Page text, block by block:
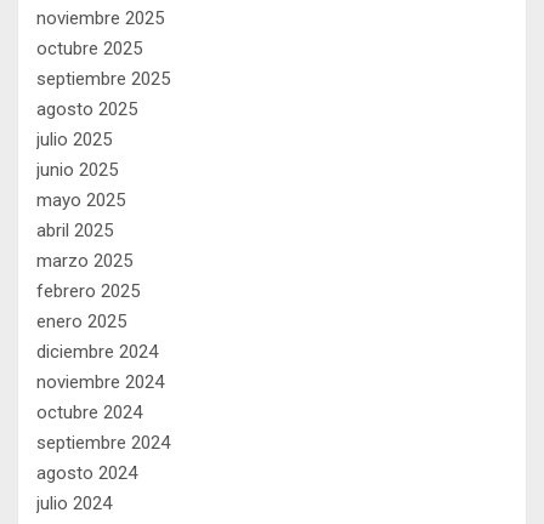
noviembre 2025
octubre 2025
septiembre 2025
agosto 2025
julio 2025
junio 2025
mayo 2025
abril 2025
marzo 2025
febrero 2025
enero 2025
diciembre 2024
noviembre 2024
octubre 2024
septiembre 2024
agosto 2024
julio 2024